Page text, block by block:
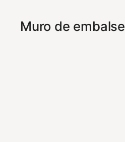
Muro de embalse